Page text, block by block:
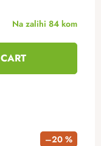
Na zalihi 84 kom
–20 %